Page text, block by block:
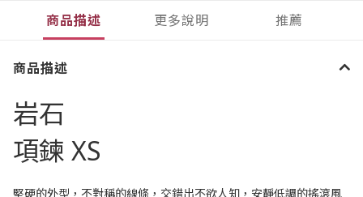
商品描述 更多說明 推薦
商品描述
岩石
項鍊 XS
堅硬的外型，不對稱的線條，交錯出不欲人知，安靜低調的搖滾風